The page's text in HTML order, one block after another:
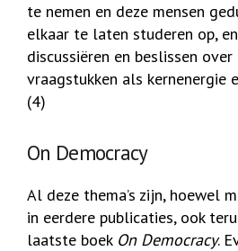
te nemen en deze mensen
elkaar te laten studeren op,
discussiëren en beslissen
vraagstukken als kernenergie
(4)
On Democracy
Al deze thema’s zijn, hoewel
in eerdere publicaties, ook
laatste boek On Democracy.